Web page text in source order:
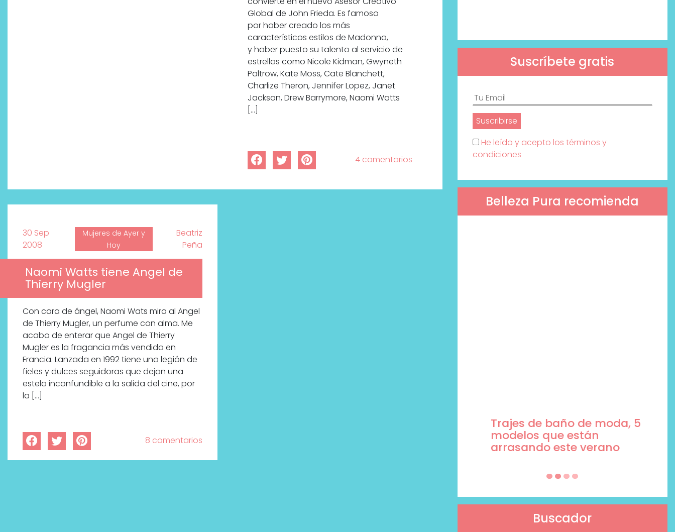
Global de John Frieda. Es famoso
por haber creado los más
característicos estilos de Madonna,
y haber puesto su talento al servicio de
estrellas como Nicole Kidman, Gwyneth
Paltrow, Kate Moss, Cate Blanchett,
Charlize Theron, Jennifer Lopez, Janet
Jackson, Drew Barrymore, Naomi Watts
[…]
4 comentarios
30 Sep
2008
Mujeres de Ayer y
Hoy
Beatriz
Peña
Naomi Watts tiene Angel de
Thierry Mugler
Con cara de ángel, Naomi Wats mira al Angel
de Thierry Mugler, un perfume con alma. Me
acabo de enterar que Angel de Thierry
Mugler es la fragancia más vendida en
Francia. Lanzada en 1992 tiene una legión de
fieles y dulces seguidoras que dejan una
estela inconfundible a la salida del cine, por
la […]
8 comentarios
Suscríbete gratis
He leído y acepto los términos y
condiciones
Belleza Pura recomienda
profesional va desde las
cabinas a tu rutina diaria
Trajes de baño de moda, 5
modelos que están
arrasando este verano
Buscador